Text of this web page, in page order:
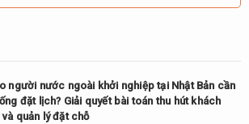
người nước ngoài khởi nghiệp tại Nhật Bản cần
đặt lịch? Giải quyết bài toán thu hút khách
và quản lý đặt chỗ